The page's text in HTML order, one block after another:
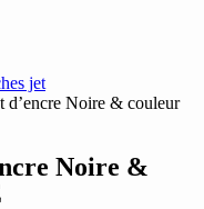
jet
d’encre Noire & couleur
Noire &